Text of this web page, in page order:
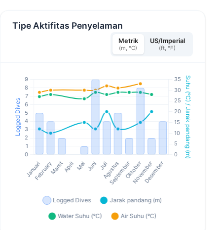
Tipe Aktifitas Penyelaman
Metrik
(m, °C)
US/Imperial
(ft, °F)